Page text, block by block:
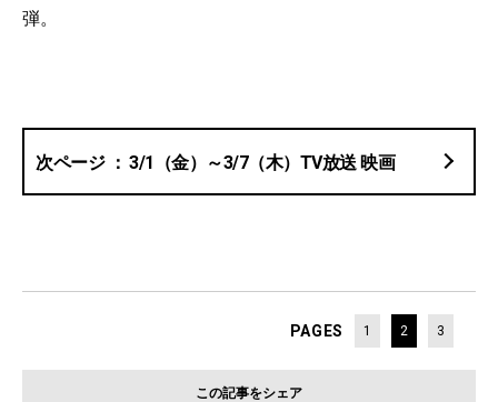
弾。
3/1（金）～3/7（木）TV放送 映画
PAGES 1 2 3
この記事をシェア